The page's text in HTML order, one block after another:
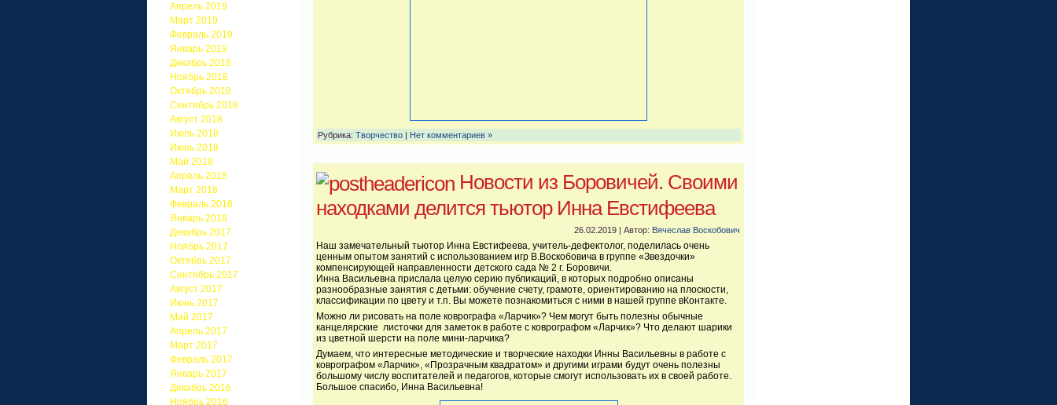
Апрель 2019
Март 2019
Февраль 2019
Январь 2019
Декабрь 2018
Ноябрь 2018
Октябрь 2018
Сентябрь 2018
Август 2018
Июль 2018
Июнь 2018
Май 2018
Апрель 2018
Март 2018
Февраль 2018
Январь 2018
Декабрь 2017
Ноябрь 2017
Октябрь 2017
Сентябрь 2017
Август 2017
Июнь 2017
Май 2017
Апрель 2017
Март 2017
Февраль 2017
Январь 2017
Декабрь 2016
Ноябрь 2016
Рубрика: Творчество | Нет комментариев »
Новости из Боровичей. Своими
находками делится тьютор Инна Евстифеева
26.02.2019 | Автор: Вячеслав Воскобович
Наш замечательный тьютор Инна Евстифеева, учитель-дефектолог, поделилась очень
ценным опытом занятий с использованием игр В.Воскобовича в группе «Звездочки»
компенсирующей направленности детского сада № 2 г. Боровичи.
Инна Васильевна прислала целую серию публикаций, в которых подробно описаны
разнообразные занятия с детьми: обучение счету, грамоте, ориентированию на плоскости,
классификации по цвету и т.п. Вы можете познакомиться с ними в нашей группе вКонтакте.
Можно ли рисовать на поле коврографа «Ларчик»? Чем могут быть полезны обычные
канцелярские листочки для заметок в работе с коврографом «Ларчик»? Что делают шарики
из цветной шерсти на поле мини-ларчика?
Думаем, что интересные методические и творческие находки Инны Васильевны в работе с
коврографом «Ларчик», «Прозрачным квадратом» и другими играми будут очень полезны
большому числу воспитателей и педагогов, которые смогут использовать их в своей работе.
Большое спасибо, Инна Васильевна!